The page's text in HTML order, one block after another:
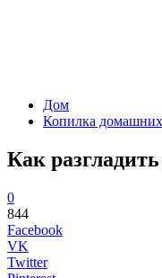
Дом
Копилка домашних
Как
0
844
Facebook
VK
Twitter